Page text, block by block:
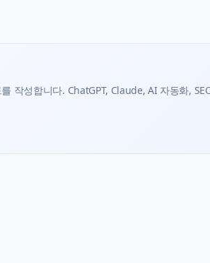
작성합니다. ChatGPT, Claude, AI 자동화,